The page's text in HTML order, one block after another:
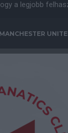
a legjobb
MANCHESTER